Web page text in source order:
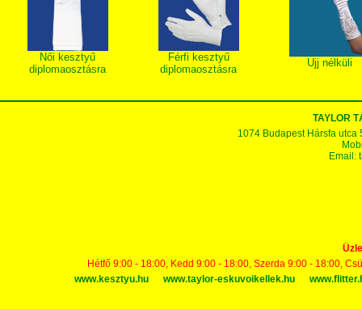
Női kesztyű
diplomaosztásra
Férfi kesztyű
diplomaosztásra
Ujj nélküli
TAYLOR
1074 Budapest Hársfa utca
Email:
Hétfő 9:00 - 18:00, Kedd 9:00 - 18:00, Szerda 9:00 - 18:00,
www.kesztyu.hu
www.taylor-eskuvoikellek.hu